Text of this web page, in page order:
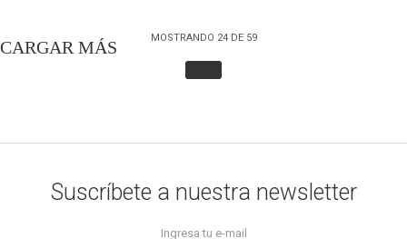
MOSTRANDO 24DE 59
Suscríbete a nuestra newsletter